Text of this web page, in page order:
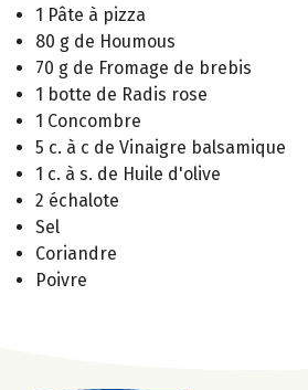
1 Pâte à pizza
80 g de Houmous
70 g de Fromage de brebis
1 botte de Radis rose
1 Concombre
5 c. à c de Vinaigre balsamique
1 c. à s. de Huile d'olive
2 échalote
Sel
Coriandre
Poivre